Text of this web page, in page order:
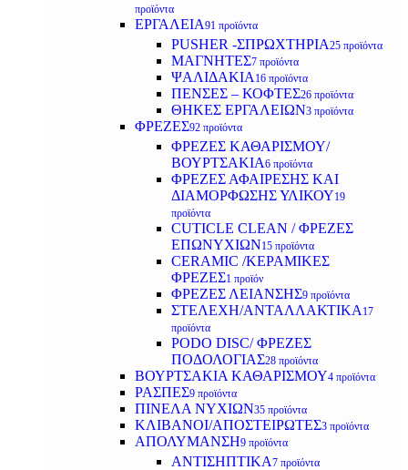
προϊόντα
ΕΡΓΑΛΕΙΑ91 προϊόντα
PUSHER -ΣΠΡΩΧΤΗΡΙΑ25 προϊόντα
ΜΑΓΝΗΤΕΣ7 προϊόντα
ΨΑΛΙΔΑΚΙΑ 16 προϊόντα
ΠΕΝΣΕΣ – ΚΟΦΤΕΣ26 προϊόντα
ΘΗΚΕΣ ΕΡΓΑΛΕΙΩΝ3 προϊόντα
ΦΡΕΖΕΣ92 προϊόντα
ΦΡΕΖΕΣ ΚΑΘΑΡΙΣΜΟΥ/
ΒΟΥΡΤΣΑΚΙΑ6 προϊόντα
ΦΡΕΖΕΣ ΑΦΑΙΡΕΣΗΣ ΚΑΙ
ΔΙΑΜΟΡΦΩΣΗΣ ΥΛΙΚΟΥ19
προϊόντα
CUTICLE CLEAN / ΦΡΕΖΕΣ
ΕΠΩΝΥΧΙΩΝ15 προϊόντα
CERAMIC /ΚΕΡΑΜΙΚΕΣ
ΦΡΕΖΕΣ1 προϊόν
ΦΡΕΖΕΣ ΛΕΙΑΝΣΗΣ9 προϊόντα
ΣΤΕΛΕΧΗ/ΑΝΤΑΛΛΑΚΤΙΚΑ 17
προϊόντα
PODO DISC/ ΦΡΕΖΕΣ
ΠΟΔΟΛΟΓΙΑΣ28 προϊόντα
ΒΟΥΡΤΣΑΚΙΑ ΚΑΘΑΡΙΣΜΟΥ4 προϊόντα
ΡΑΣΠΕΣ9 προϊόντα
ΠΙΝΕΛΑ ΝΥΧΙΩΝ35 προϊόντα
ΚΛΙΒΑΝΟΙ/ΑΠΟΣΤΕΙΡΩΤΕΣ3 προϊόντα
ΑΠΟΛΥΜΑΝΣΗ9 προϊόντα
ΑΝΤΙΣΗΠΤΙΚΑ7 προϊόντα